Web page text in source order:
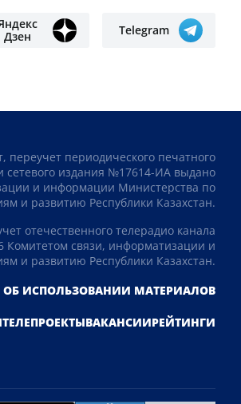
Дзен
Telegram
переучет периодического печатного
сетевого издания №17614-ИА выдано
и информации Министерства по
и развитию Республики Казахстан.
отечественного телерадио канала
Комитетом связи, информатизации и
и развитию Республики Казахстан.
ИСПОЛЬЗОВАНИИ МАТЕРИАЛОВ
ТЕЛЕПРОЕКТЫВАКАНСИИРЕЙТИНГИ